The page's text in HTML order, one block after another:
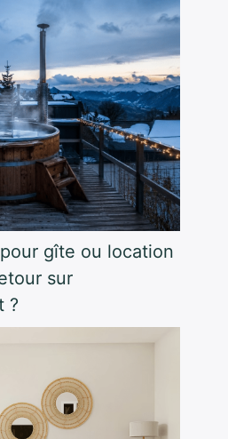
gîte ou location
sur
?